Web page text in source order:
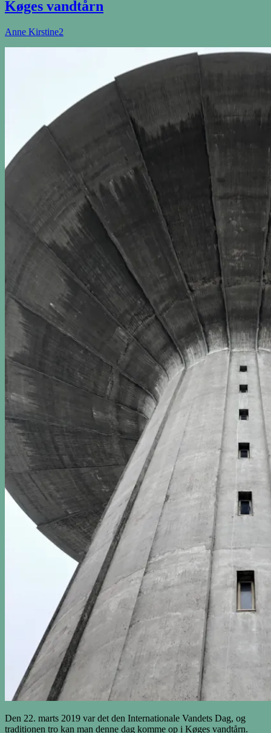
Køges vandtårn
Anne Kirstine2
Den 22. marts 2019 var det den Internationale Vandets Dag, og
traditionen tro kan man denne dag komme op i Køges vandtårn.